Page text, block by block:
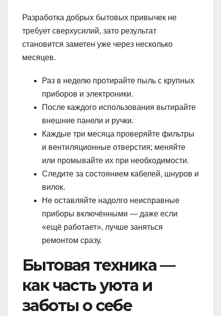
Разработка добрых бытовых привычек не
требует сверхусилий, зато результат
становится заметен уже через несколько
месяцев.
Раз в неделю протирайте пыль с крупных
приборов и электроники.
После каждого использования вытирайте
внешние панели и ручки.
Каждые три месяца проверяйте фильтры
и вентиляционные отверстия; меняйте
или промывайте их при необходимости.
Следите за состоянием кабелей, шнуров и
вилок.
Не оставляйте надолго неисправные
приборы включёнными — даже если
«ещё работает», лучше заняться
ремонтом сразу.
Бытовая техника —
как часть уюта и
заботы о себе